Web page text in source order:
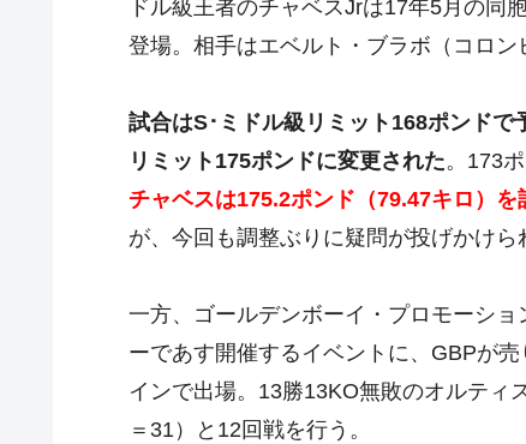
ドル級王者のチャベスJrは17年5月の同
登場。相手はエベルト・ブラボ（コロン
試合はS･ミドル級リミット168ポンド
リミット175ポンドに変更された。173
チャベスは175.2ポンド（79.47キロ）を
が、今回も調整ぶりに疑問が投げかけら
一方、ゴールデンボーイ・プロモーシ
ーであす開催するイベントに、GBPが
インで出場。13勝13KO無敗のオルティ
＝31）と12回戦を行う。